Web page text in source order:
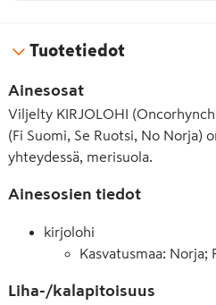
Tuotetiedot
Ainesosat
Viljelty KIRJOLOHI
(Fi Suomi, Se Ruotsi, No Norja)
yhteydessä, merisuola.
Ainesosien tiedot
kirjolohi
Kasvatusmaa: Norja;
Liha-/kalapitoisuus